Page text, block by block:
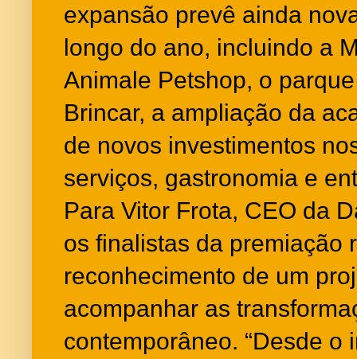
expansão prevê ainda
longo do ano, incluindo a
Animale Petshop, o
Brincar, a ampliação da
de novos investimentos
serviços, gastronomia e
Para Vitor Frota, CEO da
os finalistas da premiação
reconhecimento de um
acompanhar as
contemporâneo. “Desde o